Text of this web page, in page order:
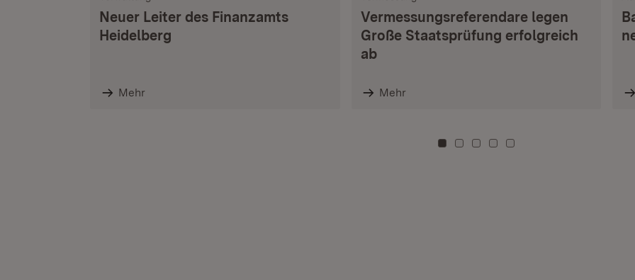
Neuer Leiter des Finanzamts
Heidelberg
Mehr
Vermessungsreferendare legen
Große Staatsprüfung erfolgreich
ab
Mehr
Zu Kachel: 0
Zu Kachel: 3
Zu Kachel: 6
Zu Kachel: 9
Zu Kachel: 12